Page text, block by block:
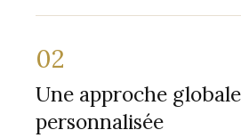
02
Une approche
personnalisée